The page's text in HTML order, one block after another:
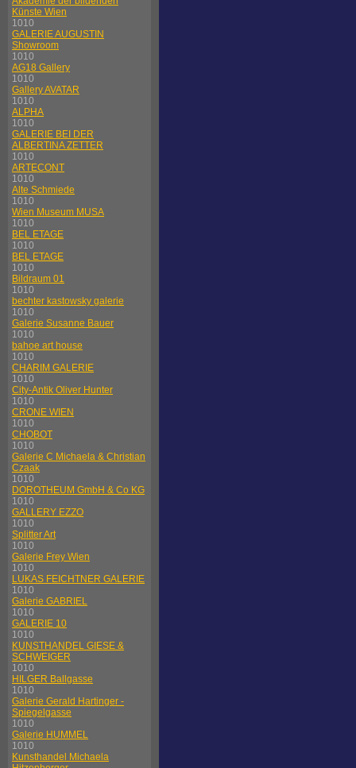
Künste Wien
1010
GALERIE AUGUSTIN
Showroom
1010
AG18 Gallery
1010
Gallery AVATAR
1010
ALPHA
1010
GALERIE BEI DER
ALBERTINA ZETTER
1010
ARTECONT
1010
Alte Schmiede
1010
Wien Museum MUSA
1010
BEL ETAGE
1010
BEL ETAGE
1010
Bildraum 01
1010
bechter kastowsky galerie
1010
Galerie Susanne Bauer
1010
bahoe art house
1010
CHARIM GALERIE
1010
City-Antik Oliver Hunter
1010
CRONE WIEN
1010
CHOBOT
1010
Galerie C Michaela & Christian
Czaak
1010
DOROTHEUM GmbH & Co KG
1010
GALLERY EZZO
1010
Splitter Art
1010
Galerie Frey Wien
1010
LUKAS FEICHTNER GALERIE
1010
Galerie GABRIEL
1010
GALERIE 10
1010
KUNSTHANDEL GIESE &
SCHWEIGER
1010
HILGER Ballgasse
1010
Galerie Gerald Hartinger -
Spiegelgasse
1010
Galerie HUMMEL
1010
Kunsthandel Michaela